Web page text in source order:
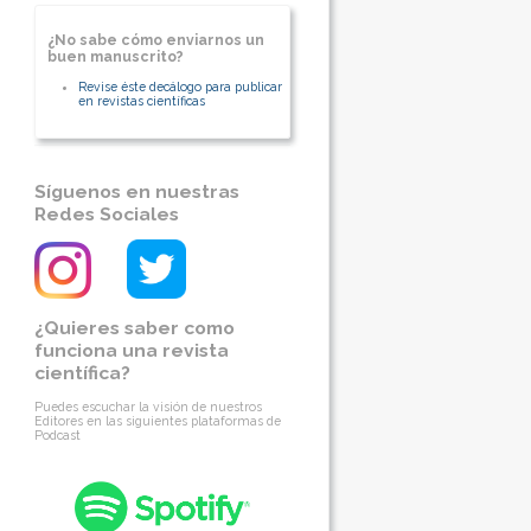
¿No sabe cómo enviarnos un
buen manuscrito?
Revise éste decálogo para publicar
en revistas científicas
Síguenos en nuestras
Redes Sociales
¿Quieres saber como
funciona una revista
científica?
Puedes escuchar la visión de nuestros
Editores en las siguientes plataformas de
Podcast